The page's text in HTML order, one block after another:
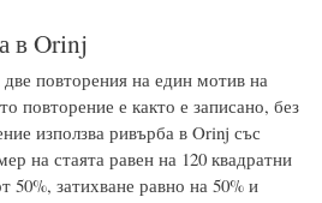
в Orinj
повторения на един мотив на
повторение е както е записано, без
използва ривърба в Orinj със
на стаята равен на 120 квадратни
50%, затихване равно на 50% и